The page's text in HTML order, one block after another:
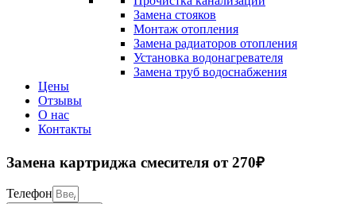
Замена стояков
Монтаж отопления
Замена радиаторов отопления
Установка водонагревателя
Замена труб водоснабжения
Цены
Отзывы
О нас
Контакты
Замена картриджа смесителя от 270₽
Телефон